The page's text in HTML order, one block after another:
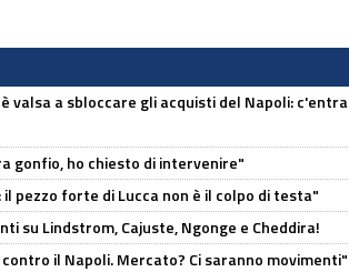
valsa a sbloccare gli acquisti del Napoli: c'entra
gonfio, ho chiesto di intervenire"
il pezzo forte di Lucca non è il colpo di testa"
su Lindstrom, Cajuste, Ngonge e Cheddira!
il Napoli. Mercato? Ci saranno movimenti"